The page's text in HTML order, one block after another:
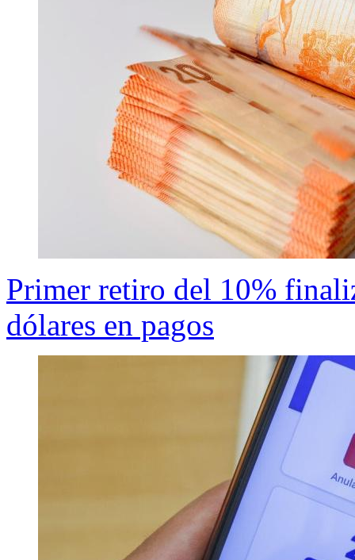
Primer retiro del 10%
dólares en pagos